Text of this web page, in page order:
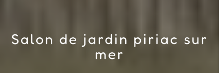
Salon de jardin piriac sur
mer